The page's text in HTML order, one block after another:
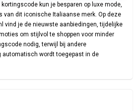
kortingscode kun je besparen op luxe mode,
van dit iconische Italiaanse merk. Op deze
vind je de nieuwste aanbiedingen, tijdelijke
om stijlvol te shoppen voor minder
nodig, terwijl bij andere
automatisch wordt toegepast in de